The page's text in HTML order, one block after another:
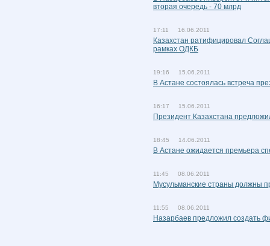
вторая очередь - 70 млрд
17:11 16.06.2011
Казахстан ратифицировал
рамках ОДКБ
19:16 15.06.2011
В Астане состоялась встреча
16:17 15.06.2011
Президент Казахстана
18:45 14.06.2011
В Астане ожидается премьера
11:45 08.06.2011
Мусульманские страны должны
11:55 08.06.2011
Назарбаев предложил создать